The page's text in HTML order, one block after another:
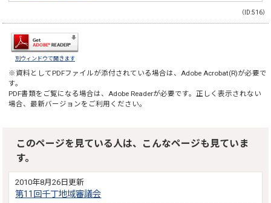
（ID:516）
別ウィンドウで開きます
※資料としてPDFファイルが添付されている場合は、 Adobe Acrobat(R)が必要で
す。
PDF書類をご覧になる場合は、 Adobe Readerが必要です。正しく表示されない
場合、最新バージョンをご利用ください。
このページを見ている人は、こんなページも見ていま
す。
2010年8月26日更新
第11回千丁地域審議会